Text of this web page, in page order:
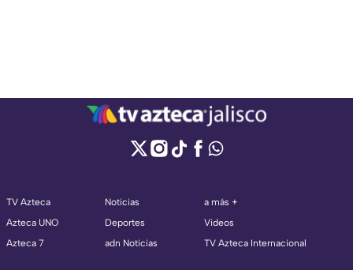
TV Azteca
Azteca UNO
Azteca 7
Noticias
Deportes
adn Noticias
a más +
Videos
TV Azteca Internacional